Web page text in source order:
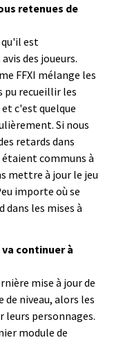
retenues de
qu'il est
des joueurs.
FFXI mélange les
pu recueillir les
c'est quelque
Si nous
retards dans
étaient communs à
mettre à jour le jeu
importe où se
dans les mises à
va continuer à
mise à jour de
niveau, alors les
personnages.
module de